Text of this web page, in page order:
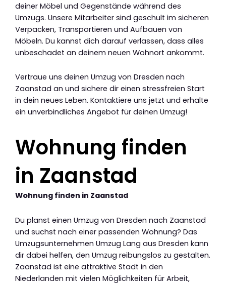
deiner Möbel und Gegenstände während des
Umzugs. Unsere Mitarbeiter sind geschult im sicheren
Verpacken, Transportieren und Aufbauen von
Möbeln. Du kannst dich darauf verlassen, dass alles
unbeschadet an deinem neuen Wohnort ankommt.
Vertraue uns deinen Umzug von Dresden nach
Zaanstad an und sichere dir einen stressfreien Start
in dein neues Leben. Kontaktiere uns jetzt und erhalte
ein unverbindliches Angebot für deinen Umzug!
Wohnung finden
in Zaanstad
Wohnung finden in Zaanstad
Du planst einen Umzug von Dresden nach Zaanstad
und suchst nach einer passenden Wohnung? Das
Umzugsunternehmen Umzug Lang aus Dresden kann
dir dabei helfen, den Umzug reibungslos zu gestalten.
Zaanstad ist eine attraktive Stadt in den
Niederlanden mit vielen Möglichkeiten für Arbeit,